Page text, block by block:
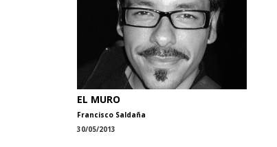
EL MURO
Francisco Saldaña
30/05/2013